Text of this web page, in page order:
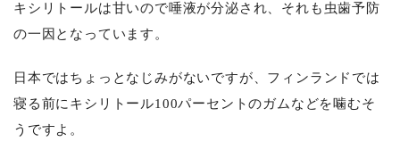
キシリトールは甘いので唾液が分泌され、それも虫歯予防
の一因となっています。
日本ではちょっとなじみがないですが、フィンランドでは
寝る前にキシリトール100パーセントのガムなどを噛むそ
うですよ。